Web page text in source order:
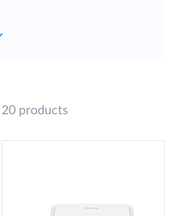
products